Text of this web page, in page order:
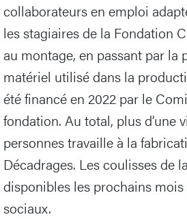
collaborateurs en emploi
les stagiaires de la Fondation
au montage, en passant par la
matériel utilisé dans la
été financé en 2022 par le
fondation. Au total, plus d’une
personnes travaille à la
Décadrages. Les coulisses de
disponibles les prochains mois
sociaux.